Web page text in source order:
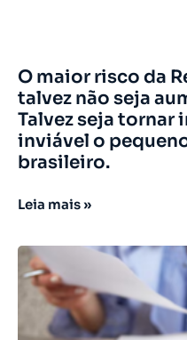
O maior risco da
talvez não seja
Talvez seja tornar
inviável o
brasileiro.
Leia mais »